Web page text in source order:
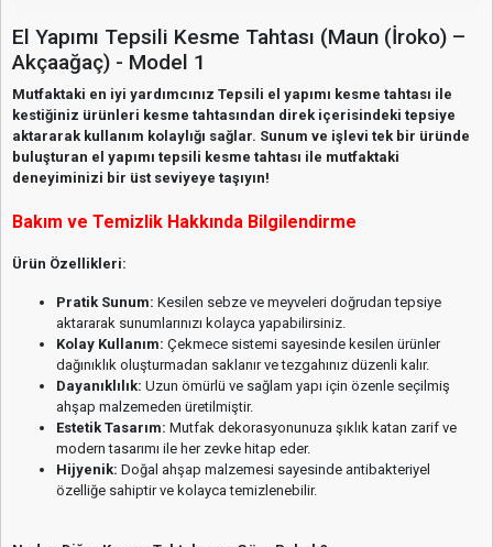
El Yapımı Tepsili Kesme Tahtası (Maun (İroko) –
Akçaağaç) - Model 1
Mutfaktaki en iyi yardımcınız Tepsili el yapımı kesme tahtası ile
kestiğiniz ürünleri kesme tahtasından direk içerisindeki tepsiye
aktararak kullanım kolaylığı sağlar. Sunum ve işlevi tek bir üründe
buluşturan el yapımı tepsili kesme tahtası ile mutfaktaki
deneyiminizi bir üst seviyeye taşıyın!
Bakım ve Temizlik Hakkında Bilgilendirme
Ürün Özellikleri:
Pratik Sunum: Kesilen sebze ve meyveleri doğrudan tepsiye
aktararak sunumlarınızı kolayca yapabilirsiniz.
Kolay Kullanım: Çekmece sistemi sayesinde kesilen ürünler
dağınıklık oluşturmadan saklanır ve tezgahınız düzenli kalır.
Dayanıklılık: Uzun ömürlü ve sağlam yapı için özenle seçilmiş
ahşap malzemeden üretilmiştir.
Estetik Tasarım: Mutfak dekorasyonunuza şıklık katan zarif ve
modern tasarımı ile her zevke hitap eder.
Hijyenik: Doğal ahşap malzemesi sayesinde antibakteriyel
özelliğe sahiptir ve kolayca temizlenebilir.